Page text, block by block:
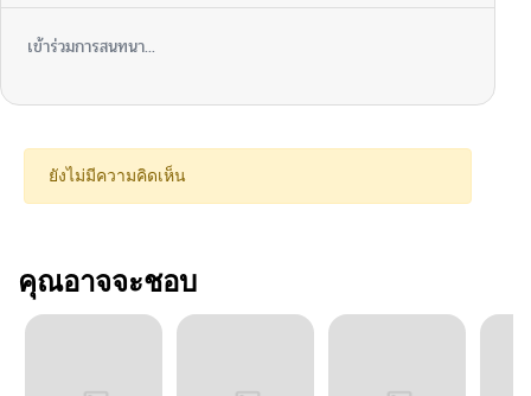
เข้าร่วมการสนทนา...
ยังไม่มีความคิดเห็น
คุณอาจจะชอบ